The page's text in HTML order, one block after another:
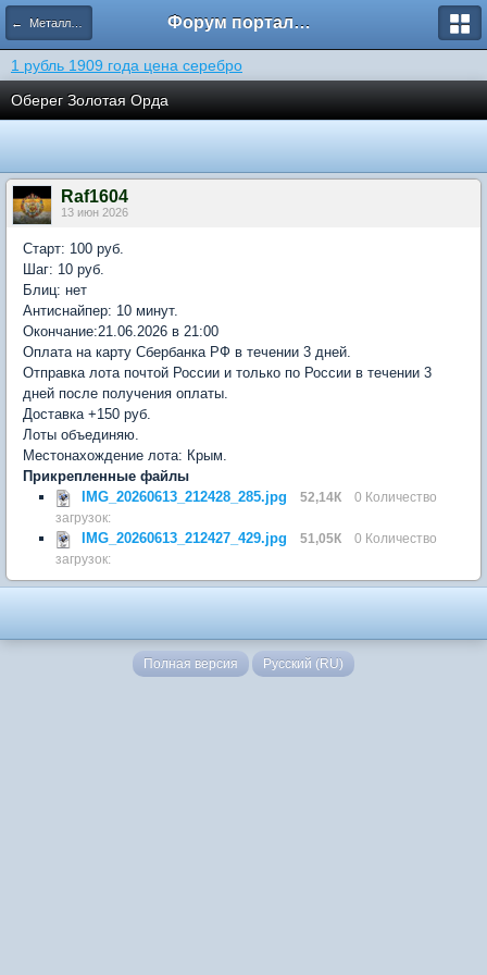
← Металлопластика Форум портала кладоискателей Реликвия
1 рубль 1909 года цена серебро
Оберег Золотая Орда
Raf1604
13 июн 2026
Старт: 100 руб.
Шаг: 10 руб.
Блиц: нет
Антиснайпер: 10 минут.
Окончание:21.06.2026 в 21:00
Оплата на карту Сбербанка РФ в течении 3 дней.
Отправка лота почтой России и только по России в течении 3
дней после получения оплаты.
Доставка +150 руб.
Лоты объединяю.
Местонахождение лота: Крым.
Прикрепленные файлы
IMG_20260613_212428_285.jpg
52,14К
0 Количество
загрузок:
IMG_20260613_212427_429.jpg 51,05К
0 Количество
загрузок:
Полная версия Русский (RU)